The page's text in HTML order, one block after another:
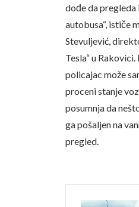
dođe da
autobusa“, ističe
Stevuljević,
Tesla“ u
policajac može
proceni stanje
posumnja da
ga pošaljen na
pregled.